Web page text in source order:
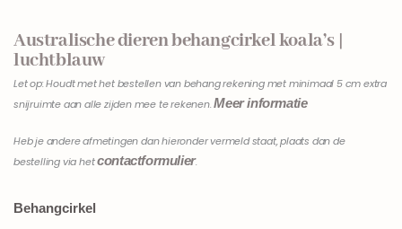
Australische dieren behangcirkel koala’s |
luchtblauw
Let op: Houdt met het bestellen van behang rekening met minimaal 5 cm extra
snijruimte aan alle zijden mee te rekenen.Meer informatie
Heb je andere afmetingen dan hieronder vermeld staat, plaats dan de
bestelling via hetcontactformulier.
Behangcirkel
dieren